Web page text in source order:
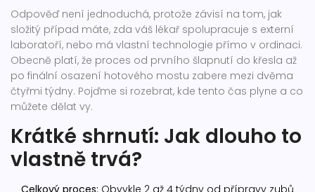
Odpověď není jednoduchá, protože závisí na tom, jak
složitý případ máte, zda váš lékař spolupracuje s externí
laboratoří, nebo má vlastní technologie přímo v ordinaci.
Obecně platí, že proces od prvního šlapnutí do křesla až
po finální osazení hotového mostu zabere mezi dvěma
čtyřmi týdny. Pojďme si rozebrat, kde tento čas plyne a co
můžete dělat vy.
Krátké shrnutí: Jak dlouho to
vlastně trvá?